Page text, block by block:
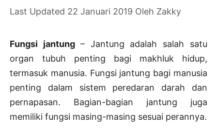
22 Januari 2019 Oleh Zakky
Fungsi jantung – Jantung adalah salah satu
organ tubuh penting bagi makhluk hidup,
termasuk manusia. Fungsi jantung bagi manusia
penting dalam sistem peredaran darah dan
pernapasan. Bagian-bagian jantung juga
memiliki fungsi masing-masing sesuai perannya.